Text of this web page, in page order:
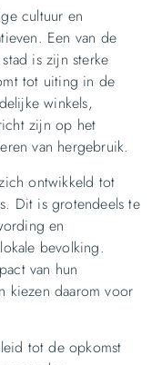
cultuur en
Een van de
is zijn sterke
tot uiting in de
winkels,
zijn op het
van hergebruik.
ontwikkeld tot
Dit is grotendeels te
en
bevolking.
van hun
kiezen daarom voor
tot de opkomst